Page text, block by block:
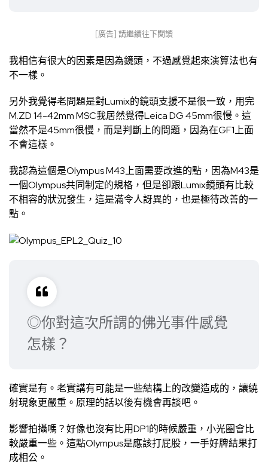
[廣告] 請繼續往下閱讀
我相信有很大的因素是因為鏡頭，不過感覺起來演算法也有
不一樣。
另外我覺得老問題是對Lumix的鏡頭支援不是很一致，用完
M.ZD 14-42mm MSC我居然覺得Leica DG 45mm很慢。這
當然不是45mm很慢，而是判斷上的問題，因為在GF1上面
不會這樣。
我認為這個是Olympus M43上面需要改進的點，因為M43是
一個Olympus共同制定的規格，但是卻跟Lumix鏡頭有比較
不相容的狀況發生，這是滿令人訝異的，也是極待改善的一
點。
◎你對這次所謂的佛光事件感覺
怎樣？
確實是有。老實講有可能是一些結構上的改變造成的，讓繞
射現象更嚴重。原理的話以後有機會再談吧。
影響拍攝嗎？好像也沒有比用DP1的時候嚴重，小光圈會比
較嚴重一些。這點Olympus是應該打屁股，一手好牌結果打
成相公。